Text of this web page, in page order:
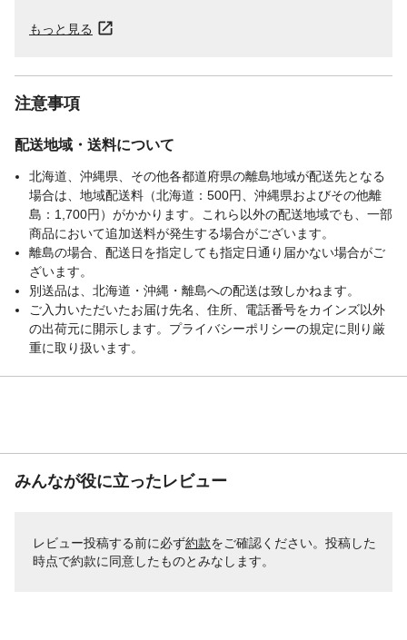
もっと見る
注意事項
配送地域・送料について
北海道、沖縄県、その他各都道府県の離島地域が配送先となる
場合は、地域配送料（北海道：500円、沖縄県およびその他離
島：1,700円）がかかります。これら以外の配送地域でも、一部
商品において追加送料が発生する場合がございます。
離島の場合、配送日を指定しても指定日通り届かない場合がご
ざいます。
別送品は、北海道・沖縄・離島への配送は致しかねます。
ご入力いただいたお届け先名、住所、電話番号をカインズ以外
の出荷元に開示します。プライバシーポリシーの規定に則り厳
重に取り扱います。
みんなが役に立ったレビュー
レビュー投稿する前に必ず約款をご確認ください。投稿した
時点で約款に同意したものとみなします。